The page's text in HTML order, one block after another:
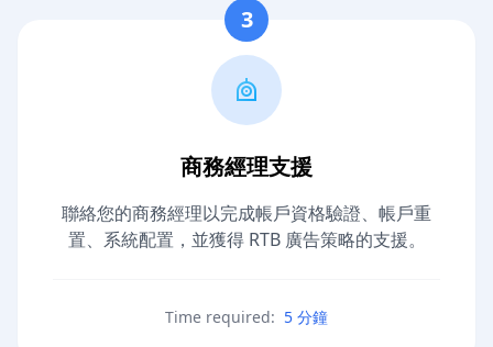
3
商務經理支援
聯絡您的商務經理以完成帳戶資格驗證、帳戶重
置、系統配置，並獲得 RTB 廣告策略的支援。
Time required: 5 分鐘